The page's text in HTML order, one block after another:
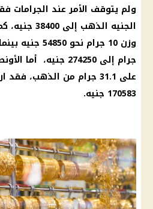
ولم يتوقف الأمر عند
الجنيه
جرام إلى 274250
على 31.1 جرام من الذهب،
170583 جنيه.